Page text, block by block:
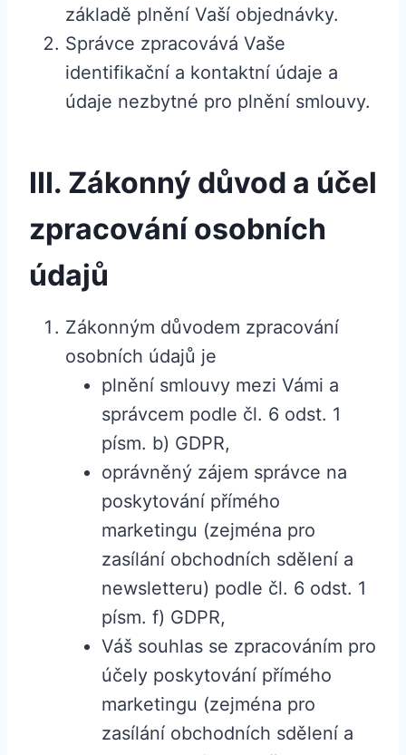
základě plnění Vaší objednávky.
Správce zpracovává Vaše
identifikační a kontaktní údaje a
údaje nezbytné pro plnění smlouvy.
III. Zákonný důvod a účel
zpracování osobních
údajů
Zákonným důvodem zpracování
osobních údajů je
plnění smlouvy mezi Vámi a
správcem podle čl. 6 odst. 1
písm. b) GDPR,
oprávněný zájem správce na
poskytování přímého
marketingu (zejména pro
zasílání obchodních sdělení a
newsletteru) podle čl. 6 odst. 1
písm. f) GDPR,
Váš souhlas se zpracováním pro
účely poskytování přímého
marketingu (zejména pro
zasílání obchodních sdělení a